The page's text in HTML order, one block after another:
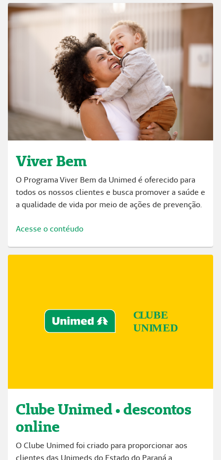
Viver Bem
O Programa Viver Bem da Unimed é oferecido para
todos os nossos clientes e busca promover a saúde e
a qualidade de vida por meio de ações de prevenção.
Acesse o contéudo
Clube Unimed • descontos
online
O Clube Unimed foi criado para proporcionar aos
clientes das Unimeds do Estado do Paraná a